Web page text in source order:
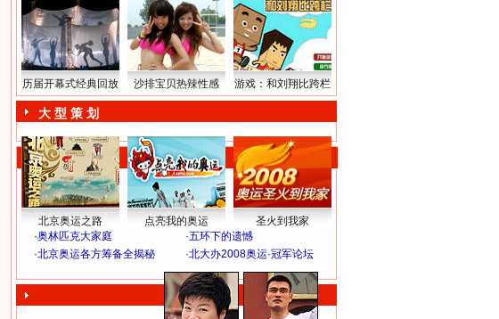
历届开幕式经典回放 沙排宝贝热辣性感 游戏：和刘翔比跨栏
大 型 策 划
北京奥运之路 点亮我的奥运
圣火到我家
·奥林匹克大家庭 ·五环下的遗憾
·北京奥运各方筹备全揭秘 ·北大办2008奥运·冠军论坛